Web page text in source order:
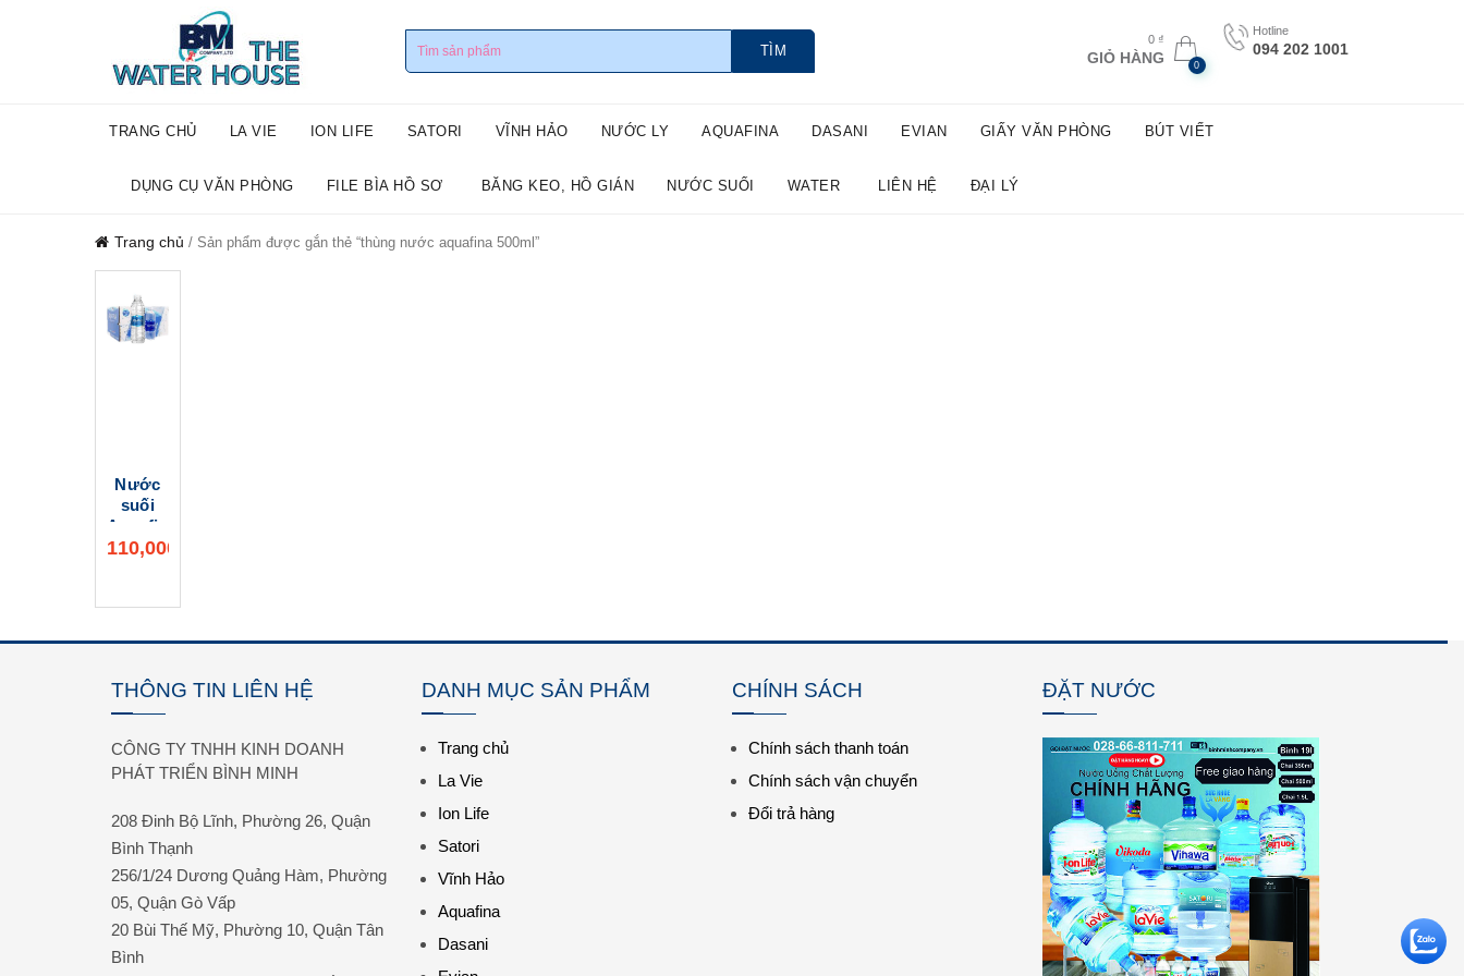
TÌM
0 ₫
GIỎ HÀNG 0
Hotline
094 202 1001
TRANG CHỦ LA VIE ION LIFE SATORI VĨNH HẢO NƯỚC LY AQUAFINA DASANI EVIAN GIẤY VĂN PHÒNG BÚT VIẾT
DỤNG CỤ VĂN PHÒNG FILE BÌA HỒ SƠ BĂNG KEO, HỒ GIÁN NƯỚC SUỐI WATER LIÊN HỆ ĐẠI LÝ
Trang chủ / Sản phẩm được gắn thẻ “thùng nước aquafina 500ml”
Nước
suối
Aquafina
500ml
Thùng)
phối
nhanh
110,000
THÔNG TIN LIÊN HỆ
CÔNG TY TNHH KINH DOANH
PHÁT TRIỂN BÌNH MINH
208 Đinh Bộ Lĩnh, Phường 26, Quận
Bình Thạnh
256/1/24 Dương Quảng Hàm, Phường
05, Quận Gò Vấp
20 Bùi Thế Mỹ, Phường 10, Quận Tân
Bình
DANH MỤC SẢN PHẨM
Trang chủ
La Vie
Ion Life
Satori
Vĩnh Hảo
Aquafina
Dasani
CHÍNH SÁCH
Chính sách thanh toán
Chính sách vận chuyển
Đổi trả hàng
ĐẶT NƯỚC